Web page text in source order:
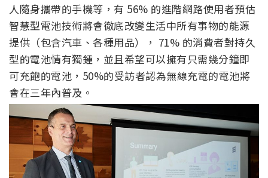
人隨身攜帶的手機等，有 56% 的進階網路使用者預估
智慧型電池技術將會徹底改變生活中所有事物的能源
提供（包含汽車、各種用品）， 71% 的消費者對持久
型的電池情有獨鍾，並且希望可以擁有只需幾分鐘即
可充飽的電池，50%的受訪者認為無線充電的電池將
會在三年內普及。